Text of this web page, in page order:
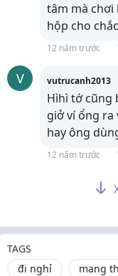
tâm mà chơi
hộp cho
12 năm trước
V vutrucanh2013
Hìhì tớ cũng
giở ví ổng ra
hay ông
12 năm trước
TAGS
đi nghỉ
mang